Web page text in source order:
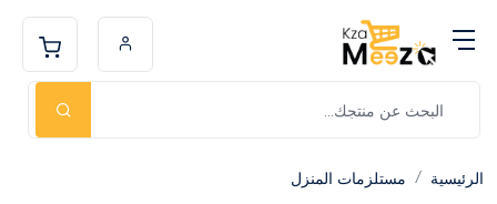
الرئيسية مستلزمات المنزل